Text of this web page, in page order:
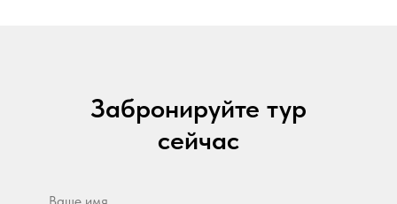
Забронируйте тур
сейчас